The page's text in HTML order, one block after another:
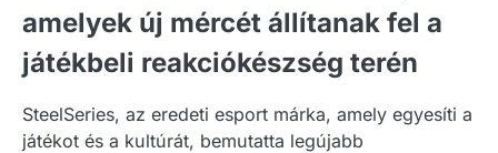
amelyek új mércét állítanak fel a
játékbeli reakciókészség terén
SteelSeries, az eredeti esport márka, amely egyesíti a
játékot és a kultúrát, bemutatta legújabb